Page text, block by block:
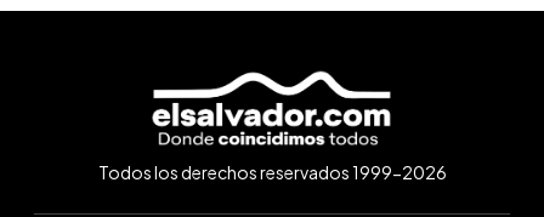
Todos los derechos reservados 1999-2026